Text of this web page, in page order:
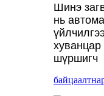
Шинэ
нь
хуванцар
шүршигч
байцаалт